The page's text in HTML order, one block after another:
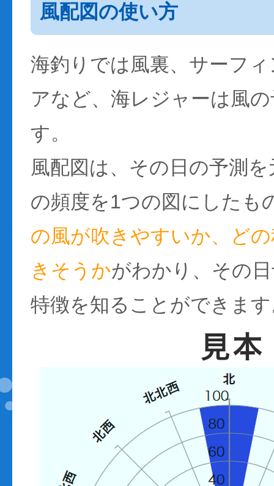
風配図の使い方
海釣りでは風裏、サーフ
アなど、海レジャーは風
す。
風配図は、その日の予測
の頻度を1つの図にしたも
の風が吹きやすいか、ど
きそうかがわかり、その
特徴を知ることができま